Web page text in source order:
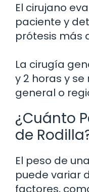
El cirujano
paciente y
prótesis más
La cirugía
y 2 horas y
general o
¿Cuánto
de
El peso de
puede variar
factores,